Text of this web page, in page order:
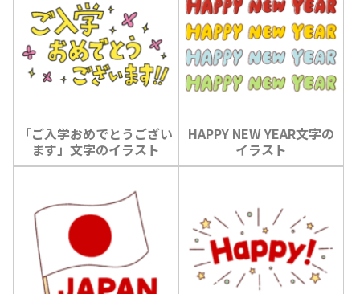
「ご入学おめでとうござい
ます」文字のイラスト
HAPPY NEW YEAR文字の
イラスト